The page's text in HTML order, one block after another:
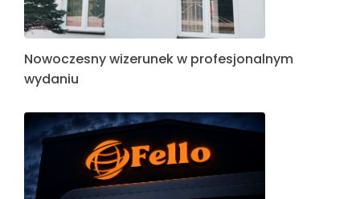
Nowoczesny wizerunek w profesjonalnym
wydaniu